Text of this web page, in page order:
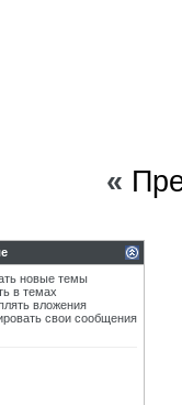
«
новые темы
в темах
вложения
свои сообщения